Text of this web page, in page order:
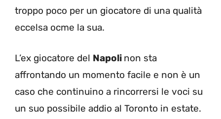
troppo poco per un giocatore di una qualità
eccelsa ocme la sua.
L’ex giocatore del Napoli non sta
affrontando un momento facile e non è un
caso che continuino a rincorrersi le voci su
un suo possibile addio al Toronto in estate.